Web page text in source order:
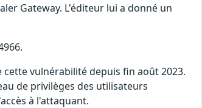
Gateway. L'éditeur lui a donné un
vulnérabilité depuis fin août 2023.
de privilèges des utilisateurs
à l'attaquant.